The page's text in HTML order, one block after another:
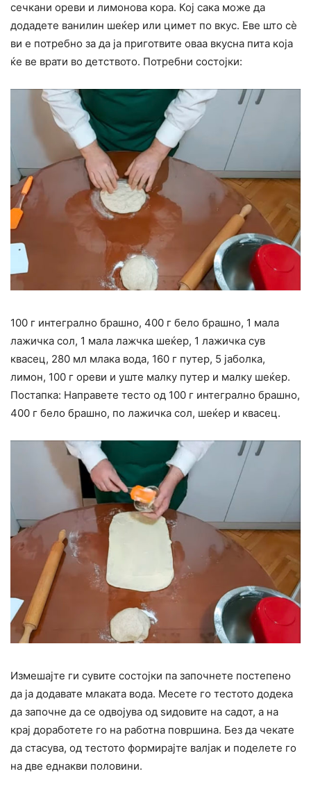
сечкани ореви и лимонова кора. Кој сака може да
додадете ванилин шеќер или цимет по вкус. Еве што сè
ви е потребно за да ја приготвите оваа вкусна пита која
ќе ве врати во детството. Потребни состојки:
100 г интегрално брашно, 400 г бело брашно, 1 мала
лажичка сол, 1 мала лажчка шеќер, 1 лажичка сув
квасец, 280 мл млака вода, 160 г путер, 5 јаболка,
лимон, 100 г ореви и уште малку путер и малку шеќер.
Постапка: Направете тесто од 100 г интегрално брашно,
400 г бело брашно, по лажичка сол, шеќер и квасец.
Измешајте ги сувите состојки па започнете постепено
да ја додавате млаката вода. Месете го тестото додека
да започне да се одвојува од ѕидовите на садот, а на
крај доработете го на работна површина. Без да чекате
да стасува, од тестото формирајте валјак и поделете го
на две еднакви половини.